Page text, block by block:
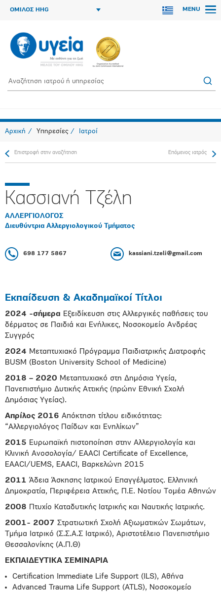
ΟΜΙΛΟΣ HHG MENU
Αρχική Υπηρεσίες Ιατροί
Επιστροφή στην αναζήτηση Επόμενος ιατρός
Κασσιανή Τζέλη
ΑΛΛΕΡΓΙΟΛΟΓΟΣ
Διευθύντρια Αλλεργιολογικού Τμήματος
698 177 5867 kassiani.tzeli@gmail.com
Εκπαίδευση & Ακαδημαϊκοί Τίτλοι
2024 -σήμερα Εξειδίκευση στις Αλλεργικές παθήσεις του
δέρματος σε Παιδιά και Ενήλικες, Νοσοκομείο Ανδρέας
Συγγρός
2024 Μεταπτυχιακό Πρόγραμμα Παιδιατρικής Διατροφής
BUSM (Boston University School of Medicine)
2018 – 2020 Μεταπτυχιακό στη Δημόσια Υγεία,
Πανεπιστήμιο Δυτικής Αττικής (πρώην Εθνική Σχολή
Δημόσιας Υγείας).
Απρίλος 2016 Απόκτηση τίτλου ειδικότητας:
“Αλλεργιολόγος Παίδων και Ενηλίκων”
2015 Ευρωπαϊκή πιστοποίηση στην Αλλεργιολογία και
Κλινική Ανοσολογία/ EAACI Certificate of Excellence,
EAACI/UEMS, EAACI, Βαρκελώνη 2015
2011 Άδεια Άσκησης Ιατρικού Επαγγέλματος. Ελληνική
Δημοκρατία, Περιφέρεια Αττικής, Π.Ε. Νοτίου Τομέα Αθηνών
2008 Πτυχίο Καταδυτικής Ιατρικής και Ναυτικής Ιατρικής.
2001- 2007 Στρατιωτική Σχολή Αξιωματικών Σωμάτων,
Τμήμα Ιατρικό (Σ.Σ.Α.Σ Ιατρικό), Αριστοτέλειο Πανεπιστήμιο
Θεσσαλονίκης (Α.Π.Θ)
ΕΚΠΑΙΔΕΥΤΙΚΑ ΣΕΜΙΝΑΡΙΑ
Certification Immediate Life Support (ILS), Αθήνα
Advanced Trauma Life Support (ATLS), Νοσοκομείο